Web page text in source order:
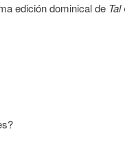
edición dominical de Tal